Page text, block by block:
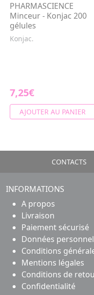
PHARMASCIENCE
Minceur - Konjac 200
gélules
Konjac.
7,25€
AJOUTER AU PANIER
CONTACTS
INFORMATIONS
A propos
Livraison
Paiement sécurisé
Données
Conditions
Mentions légales
Conditions de
Confidentialité